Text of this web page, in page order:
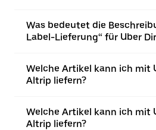
Was bedeutet die
Label-Lieferung“ für Uber
Welche Artikel kann ich mit
Altrip liefern?
Welche Artikel kann ich mit
Altrip liefern?